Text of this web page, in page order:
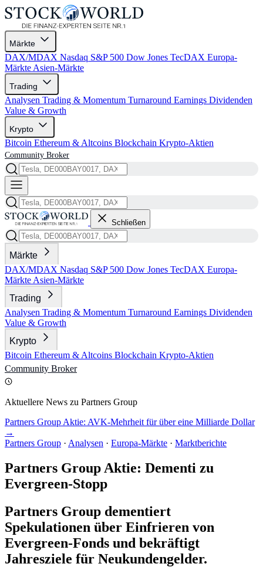
Märkte
DAX/MDAX Nasdaq S&P 500 Dow Jones TecDAX Europa-
Märkte Asien-Märkte
Trading
Analysen Trading & Momentum Turnaround Earnings Dividenden
Value & Growth
Krypto
Bitcoin Ethereum & Altcoins Blockchain Krypto-Aktien
Community Broker
Schließen
Märkte
DAX/MDAX Nasdaq S&P 500 Dow Jones TecDAX Europa-
Märkte Asien-Märkte
Trading
Analysen Trading & Momentum Turnaround Earnings Dividenden
Value & Growth
Krypto
Bitcoin Ethereum & Altcoins Blockchain Krypto-Aktien
Community Broker
Aktuellere News zu Partners Group
Partners Group Aktie: AVK-Mehrheit für über eine Milliarde Dollar
→
Partners Group · Analysen · Europa-Märkte · Marktberichte
Partners Group Aktie: Dementi zu
Evergreen-Stopp
Partners Group dementiert
Spekulationen über Einfrieren von
Evergreen-Fonds und bekräftigt
Jahresziele für Neukundengelder.